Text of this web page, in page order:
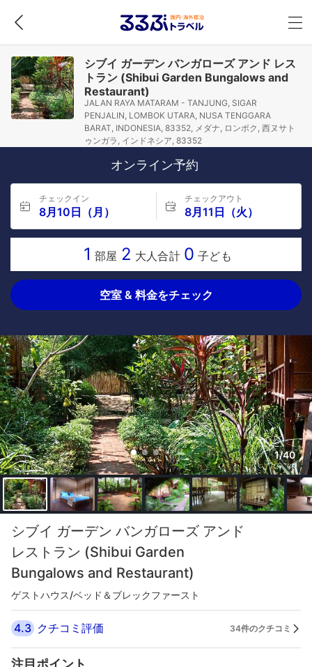
シブイ ガーデン バンガローズ アンド レス
トラン (Shibui Garden Bungalows and
Restaurant)
JALAN RAYA MATARAM - TANJUNG, SIGAR
PENJALIN, LOMBOK UTARA, NUSA TENGGARA
BARAT, INDONESIA, 83352, メダナ, ロンボク, 西ヌサト
ゥンガラ, インドネシア, 83352
オンライン予約
チェックイン
8月10日（月）
チェックアウト
8月11日（火）
1 部屋 2 大人合計 0 子ども
空室 & 料金をチェック
1/40
シブイ ガーデン バンガローズ アンド
レストラン (Shibui Garden
Bungalows and Restaurant)
ゲストハウス/ベッド＆ブレックファースト
4.3 クチコミ評価 34件のクチコミ
注目ポイント